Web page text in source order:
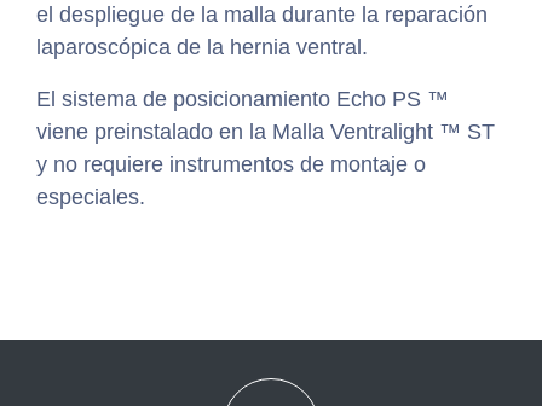
el despliegue de la malla durante la reparación
laparoscópica de la hernia ventral.
El sistema de posicionamiento Echo PS ™
viene preinstalado en la Malla Ventralight ™ ST
y no requiere instrumentos de montaje o
especiales.